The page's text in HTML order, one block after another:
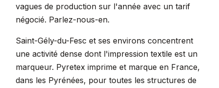
vagues de production sur l'année avec un tarif
négocié. Parlez-nous-en.
Saint-Gély-du-Fesc et ses environs concentrent
une activité dense dont l'impression textile est un
marqueur. Pyretex imprime et marque en France,
dans les Pyrénées, pour toutes les structures de